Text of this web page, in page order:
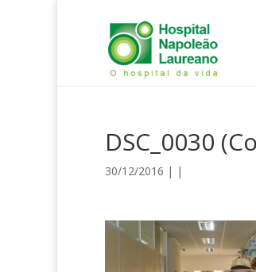
DSC_0030
30/12/2016 | |